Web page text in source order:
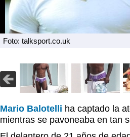
Foto: talksport.co.uk
Mario Balotelli ha captado la
mientras se pavoneaba en tan